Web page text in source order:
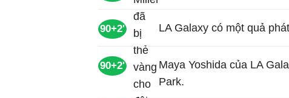
90+2' LA Galaxy có một quả
90+2'
Maya Yoshida của LA
Park.